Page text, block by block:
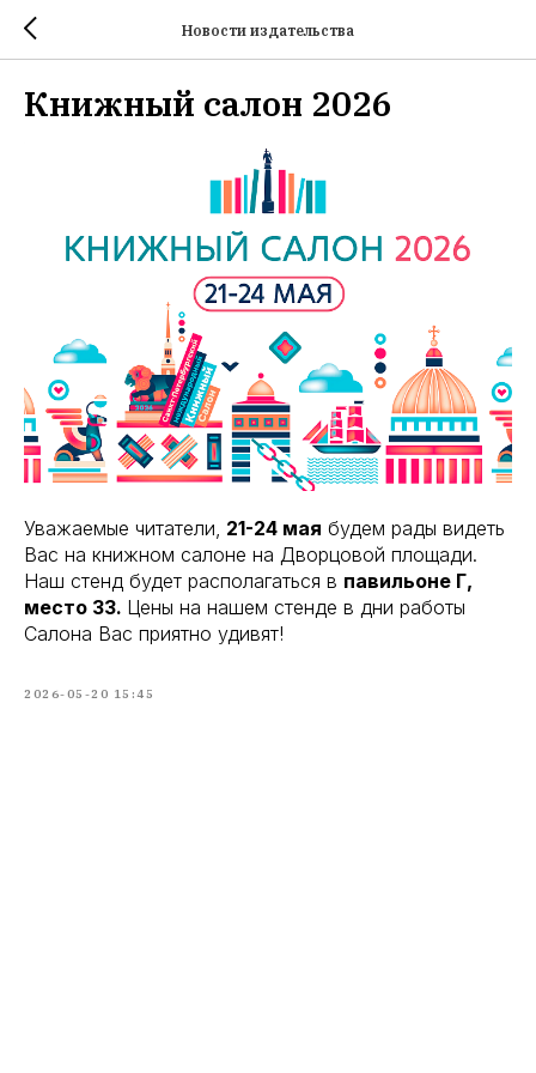
Новости издательства
Книжный салон 2026
Уважаемые читатели, 21-24 мая будем рады видеть
Вас на книжном салоне на Дворцовой площади.
Наш стенд будет располагаться в павильоне Г,
место 33. Цены на нашем стенде в дни работы
Салона Вас приятно удивят!
2026-05-20 15:45